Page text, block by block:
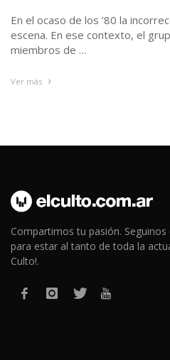
En el ocaso de los ’80 la
escena. En ese contexto, el
miembros de …
Ver más
Compartimos tu pasión.
para estar al tanto de toda la
Culto!.